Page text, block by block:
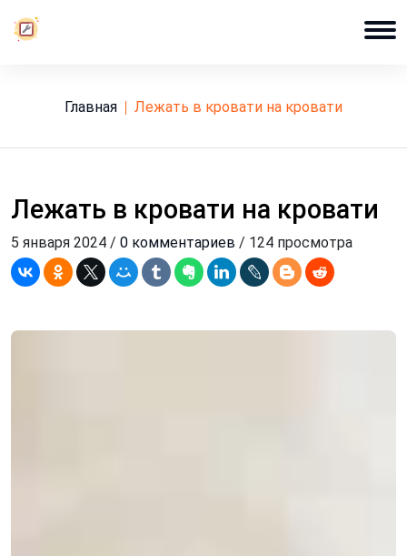
Главная лежать в кровати на кровати
Лежать в кровати на кровати
5 января 2024 / 0 комментариев / 124 просмотра